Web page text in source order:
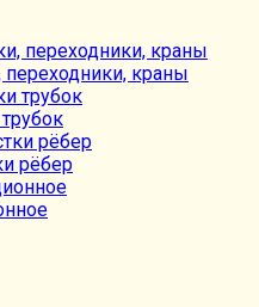
переходники, краны
рёбер